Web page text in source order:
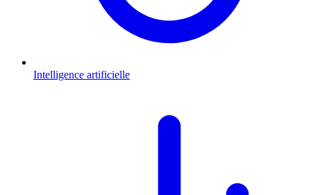
Intelligence artificielle